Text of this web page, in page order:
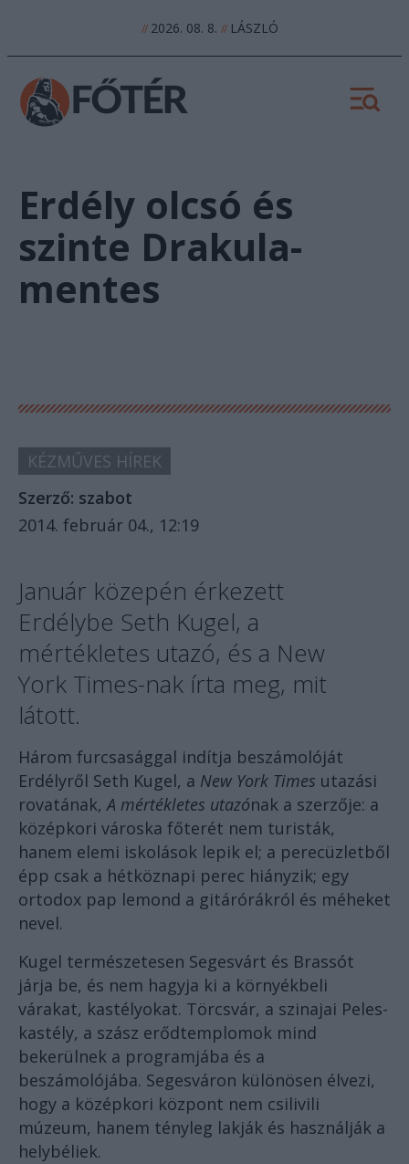
//2026. 08. 8. //LÁSZLÓ
Erdély olcsó és
szinte Drakula-
mentes
KÉZMŰVES HÍREK
Szerző: szabot
2014. február 04., 12:19
Január közepén érkezett
Erdélybe Seth Kugel, a
mértékletes utazó, és a New
York Times-nak írta meg, mit
látott.
Három furcsasággal indítja beszámolóját
Erdélyről Seth Kugel, a New York Times utazási
rovatának,A mértékletes utazónak a szerzője: a
középkori városka főterét nem turisták,
hanem elemi iskolások lepik el; a perecüzletből
épp csak a hétköznapi perec hiányzik; egy
ortodox pap lemond a gitárórákról és méheket
nevel.
Kugel természetesen Segesvárt és Brassót
járja be, és nem hagyja ki a környékbeli
várakat, kastélyokat. Törcsvár, a szinajai Peles-
kastély, a szász erődtemplomok mind
bekerülnek a programjába és a
beszámolójába. Segesváron különösen élvezi,
hogy a középkori központ nem csilivili
múzeum, hanem tényleg lakják és használják a
helybéliek.